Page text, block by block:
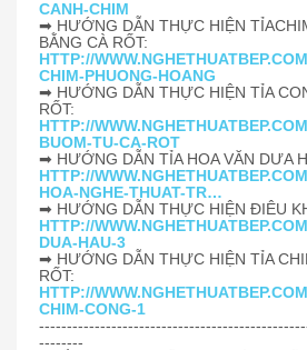
CANH-CHIM
➡ HƯỚNG DẪN THỰC HIỆN
BẰNG CÀ RỐT:
HTTP://
CHIM-PHUONG-HOANG
➡ HƯỚNG DẪN THỰC HIỆN TỈA
RỐT:
HTTP://
BUOM-TU-CA-ROT
➡ HƯỚNG DẪN TỈA HOA VĂN DƯA
HTTP://
HOA-NGHE-THUAT-TR…
➡ HƯỚNG DẪN THỰC HIỆN ĐIÊU
HTTP://
DUA-HAU-3
➡ HƯỚNG DẪN THỰC HIỆN TỈA
RỐT:
HTTP://
CHIM-CONG-1
--------